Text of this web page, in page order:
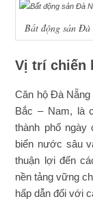
Bất động sản Đà
Vị trí chiến
Căn hộ Đà
Bắc – Nam, là
thành phố ngày
biển nước sâu
thuận lợi đến
nền tảng vững
hấp dẫn đối với